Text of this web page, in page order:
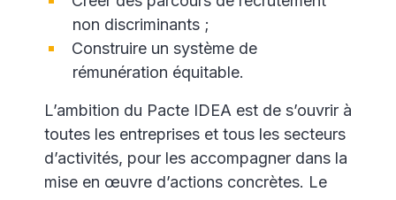
non discriminants ;
Construire un système de
rémunération équitable.
L’ambition du Pacte IDEA est de s’ouvrir à
toutes les entreprises et tous les secteurs
d’activités, pour les accompagner dans la
mise en œuvre d’actions concrètes. Le